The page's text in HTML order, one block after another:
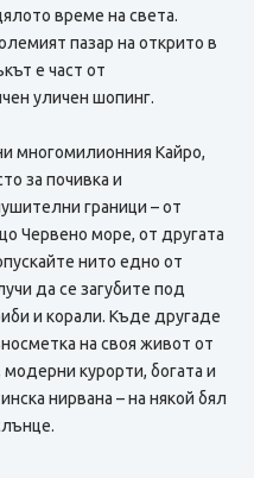
време на света.
пазар на открито в
е част от
уличен шопинг.
многомилионния Кайро,
за почивка и
граници – от
Червено море, от другата
нито едно от
да се загубите под
и корали. Къде другаде
на своя живот от
модерни курорти, богата и
нирвана – на някой бял